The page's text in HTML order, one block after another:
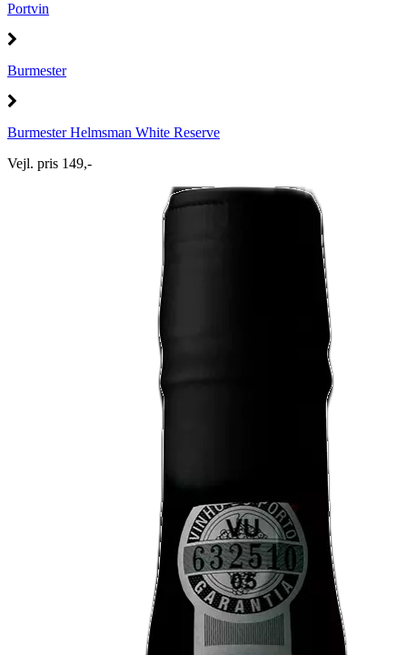
Portvin
Burmester
Burmester Helmsman White Reserve
Vejl. pris 149,-